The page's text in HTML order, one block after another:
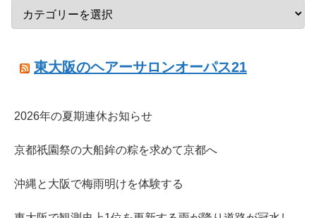
東大阪のヘアーサロンオーパス21
2026年の夏期連休お知らせ
京都祇園祭の大船鉾の粽を求めて京都へ
沖縄と大阪で梅雨明けを体験する